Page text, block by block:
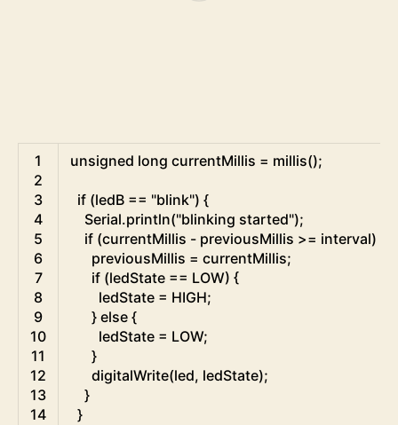
Arduino
1
2
3
4
5
6
7
8
9
10
11
12
13
14
unsigned long currentMillis = millis();
if (ledB == "blink") {
Serial.println("blinking started");
if (currentMillis - previousMillis >= interval)
previousMillis = currentMillis;
if (ledState == LOW) {
ledState = HIGH;
} else {
ledState = LOW;
}
digitalWrite(led, ledState);
}
}